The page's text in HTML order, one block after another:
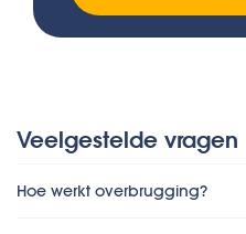
Veelgestelde vragen
Hoe werkt overbrugging?